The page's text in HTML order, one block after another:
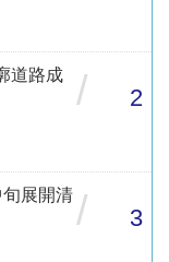
道路成
/ 2
展開清/ 3